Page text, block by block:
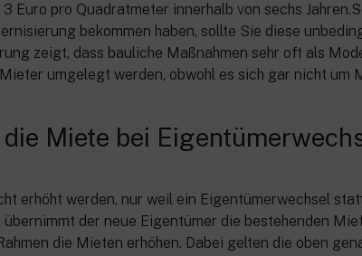
Euro pro Quadratmeter innerhalb von sechs
bekommen haben, sollte Sie diese
zeigt, dass bauliche Maßnahmen sehr oft als
umgelegt werden, obwohl es sich gar nicht um
Miete bei
erhöht werden, nur weil ein Eigentümerwechsel
der neue Eigentümer die bestehenden
die Mieten erhöhen. Dabei gelten die oben